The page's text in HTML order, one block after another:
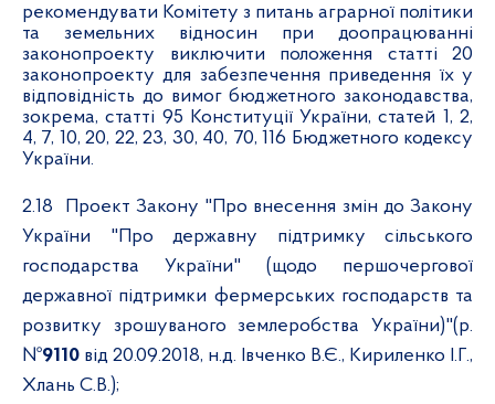
рекомендувати Комітету з питань аграрної політики
та земельних відносин при доопрацюванні
законопроекту виключити положення статті 20
законопроекту для забезпечення приведення їх у
відповідність до вимог бюджетного законодавства,
зокрема, статті 95 Конституції України, статей 1, 2,
4, 7, 10, 20, 22, 23, 30, 40, 70, 116 Бюджетного кодексу
України.
2.18
Проект Закону "Про внесення змін до Закону
України "Про державну підтримку сільського
господарства України" (щодо першочергової
державної підтримки фермерських господарств та
розвитку зрошуваного землеробства України)"(р.
№9110 від 20.09.2018, н.д. Івченко В.Є., Кириленко І.Г.,
Хлань С.В.);